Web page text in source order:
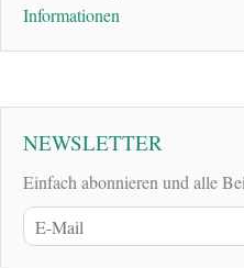
Informationen
NEWSLETTER
Einfach abonnieren und alle